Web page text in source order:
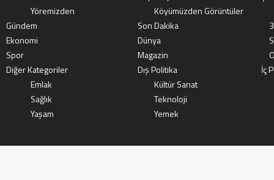
Yöremizden
Köyümüzden Görüntüler
Gündem
Son Dakika
Ekonomi
Dünya
Spor
Magazin
Diğer Kategoriler
Dış Politika
İç
Emlak
Kültür Sanat
Sağlık
Teknoloji
Yaşam
Yemek